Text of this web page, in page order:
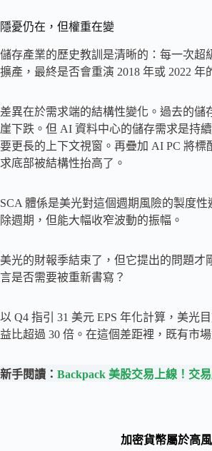
隱憂仍在，但權重在變
儲存產業的歷史教訓是清晰的：每一次超
擴產，最終是否會重演 2018 年或 2022 年
差異在於需求端的結構性變化。過去的
崖下跌。但 AI 資料中心的儲存需求是持
要更長的上下文視窗。再疊加 AI PC 將
求底部被結構性抬高了。
SCA 體係是美光對這個週期風險的製度
除週期，但能大幅收窄波動的振幅。
美光的財報季結束了，但它提出的問題
言是否需要被重新書寫？
以 Q4 指引 31 美元 EPS 年化計算，美光
益比超過 30 倍。在這個差距裡，既有市
新手閱讀： Backpack 美股交易上線！交
加密貨幣屬於高